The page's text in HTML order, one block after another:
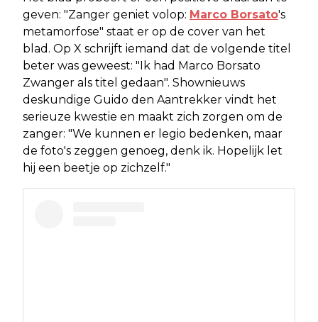
geven: "Zanger geniet volop: Marco Borsato's
metamorfose" staat er op de cover van het
blad. Op X schrijft iemand dat de volgende titel
beter was geweest: "Ik had Marco Borsato
Zwanger als titel gedaan". Shownieuws
deskundige Guido den Aantrekker vindt het
serieuze kwestie en maakt zich zorgen om de
zanger: "We kunnen er legio bedenken, maar
de foto's zeggen genoeg, denk ik. Hopelijk let
hij een beetje op zichzelf."